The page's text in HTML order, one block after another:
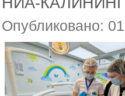
Опубликовано: